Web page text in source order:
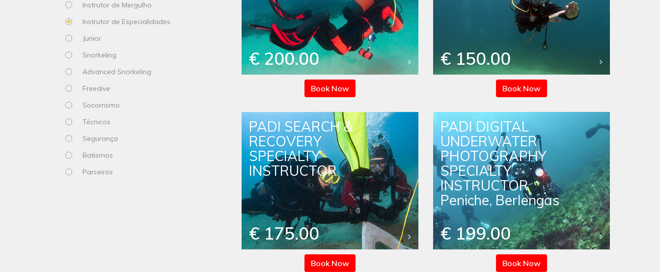
Instrutor de Mergulho
Instrutor de Especialidades
Junior
Snorkeling
Advanced Snorkeling
Freedive
Socorrismo
Técnicos
Segurança
Batismos
Parceiros
€ 200.00
Book Now
€ 150.00
Book Now
PADI SEARCH &
RECOVERY
SPECIALTY
INSTRUCTOR
€ 175.00
Book Now
PADI DIGITAL
UNDERWATER
PHOTOGRAPHY
SPECIALTY
INSTRUCTOR
Peniche, Berlengas
€ 199.00
Book Now